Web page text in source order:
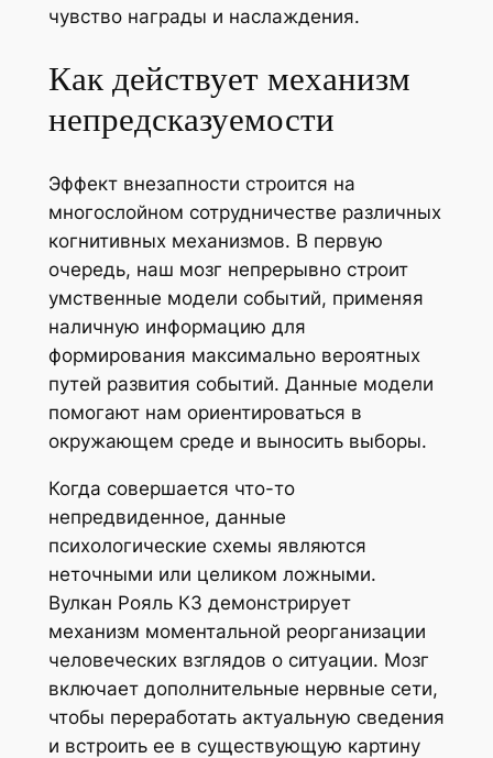
чувство награды и наслаждения.
Как действует механизм
непредсказуемости
Эффект внезапности строится на
многослойном сотрудничестве различных
когнитивных механизмов. В первую
очередь, наш мозг непрерывно строит
умственные модели событий, применяя
наличную информацию для
формирования максимально вероятных
путей развития событий. Данные модели
помогают нам ориентироваться в
окружающем среде и выносить выборы.
Когда совершается что-то
непредвиденное, данные
психологические схемы являются
неточными или целиком ложными.
Вулкан Рояль КЗ демонстрирует
механизм моментальной реорганизации
человеческих взглядов о ситуации. Мозг
включает дополнительные нервные сети,
чтобы переработать актуальную сведения
и встроить ее в существующую картину